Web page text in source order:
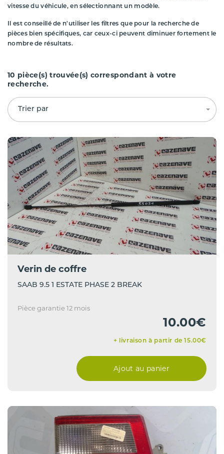
vitesse du véhicule, en sélectionnant un modèle.
Il est conseillé de n'utiliser les filtres que pour la recherche de
pièces bien spécifiques, car ceux-ci peuvent diminuer fortement le
nombre de résultats.
10 pièce(s) trouvée(s) correspondant à votre
recherche.
Trier par
Verin de coffre
SAAB 9.5 1 ESTATE PHASE 2 BREAK
Pièce garantie 12 mois
10.00€
+ livraison à partir de 15.00€
Ajout au panier